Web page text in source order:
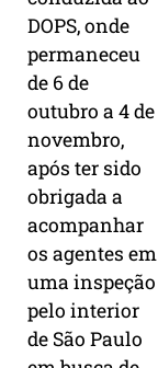
DOPS, onde
permaneceu
de 6 de
outubro a 4 de
novembro,
após ter sido
obrigada a
acompanhar
os agentes em
uma inspeção
pelo interior
de São Paulo